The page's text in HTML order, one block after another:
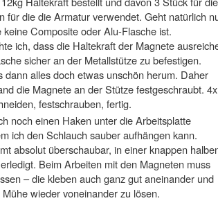
für die die Armatur verwendet. Geht natürlich
Composite oder Alu-Flasche ist.
ich, dass die Haltekraft der Magnete
sicher an der Metallstütze zu befestigen.
dann alles doch etwas unschön herum. Daher
die Magnete an der Stütze festgeschraubt. 4x
festschrauben, fertig.
noch einen Haken unter die Arbeitsplatte
ich den Schlauch sauber aufhängen kann.
absolut überschaubar, in einer knappen
Beim Arbeiten mit den Magneten muss
– die kleben auch ganz gut aneinander und
wieder voneinander zu lösen.